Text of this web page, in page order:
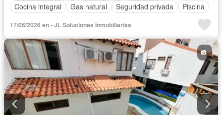
Cocina integral
Gas natural Seguridad privada Piscina
17/06/2026 en - JL Soluciones Inmobiliarias